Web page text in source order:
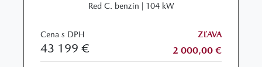
Red C. benzín | 104 kW
Cena s DPH
43 199 €
ZĽAVA
2 000,00 €